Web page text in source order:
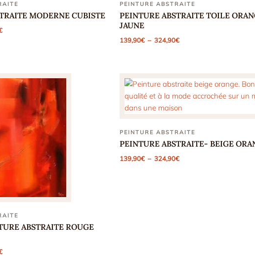
MODERNE CUBISTE
Plage
PEINTURE ABSTRAITE
PEINTURE ABSTRAITE TOILE
JAUNE
139,90€ – 324,90€Plage
ABSTRAITE ROUGE
Plage
PEINTURE ABSTRAITE
PEINTURE ABSTRAITE- BEIGE
139,90€ – 324,90€Plage